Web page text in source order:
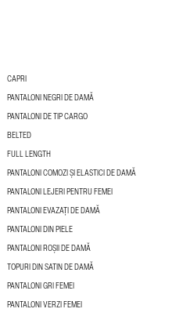
CAPRI
PANTALONI NEGRI DE DAMĂ
PANTALONI DE TIP CARGO
BELTED
FULL LENGTH
PANTALONI COMOZI ȘI ELASTICI DE DAMĂ
PANTALONI LEJERI PENTRU FEMEI
PANTALONI EVAZAȚI DE DAMĂ
PANTALONI DIN PIELE
PANTALONI ROȘII DE DAMĂ
TOPURI DIN SATIN DE DAMĂ
PANTALONI GRI FEMEI
PANTALONI VERZI FEMEI